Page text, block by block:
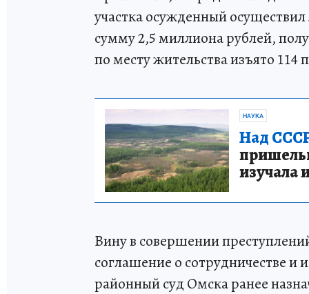
участка осужденный
сумму 2,5 миллиона рублей,
по месту жительства изъято 114
НАУКА
Над
изучала
Вину в совершении
соглашение о сотрудничестве и
районный суд Омска ранее